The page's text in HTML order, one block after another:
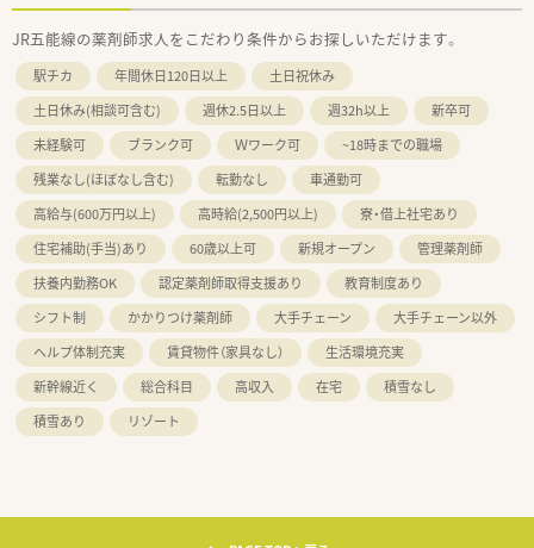
JR五能線の薬剤師求人をこだわり条件からお探しいただけます。
駅チカ 年間休日120日以上
土日祝休み
土日休み(相談可含む)
週休2.5日以上 週32h以上
新卒可
未経験可
ブランク可 Ｗワーク可
~18時までの職場
残業なし(ほぼなし含む)
転勤なし
車通勤可
高給与(600万円以上)
高時給(2,500円以上)
寮・借上社宅あり
住宅補助(手当)あり
60歳以上可 新規オープン
管理薬剤師
扶養内勤務OK
認定薬剤師取得支援あり
教育制度あり
シフト制
かかりつけ薬剤師 大手チェーン
大手チェーン以外
ヘルプ体制充実
賃貸物件（家具なし）
生活環境充実
新幹線近く
総合科目 高収入 在宅
積雪なし
積雪あり
リゾート